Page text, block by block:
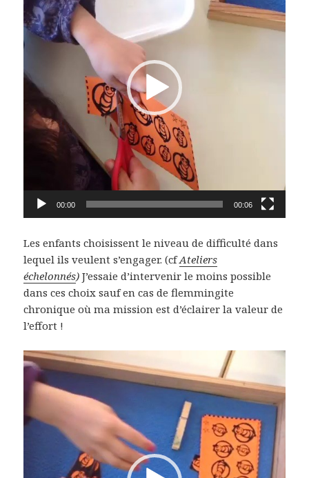
00:00 00:06
Les enfants choisissent le niveau de difficulté dans
lequel ils veulent s’engager. (cfAteliers
échelonnés) J’essaie d’intervenir le moins possible
dans ces choix sauf en cas de flemmingite
chronique où ma mission est d’éclairer la valeur de
l’effort !
Lecteur
vidéo